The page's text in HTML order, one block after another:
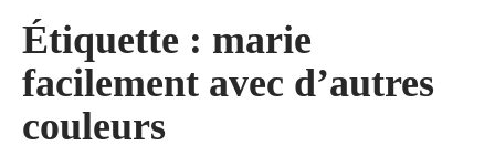
Étiquette : marie
facilement avec d’autres
couleurs